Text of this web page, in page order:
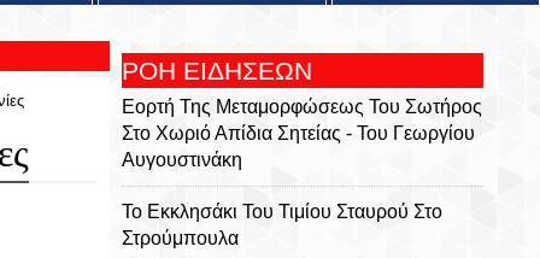
ΡΟΗ ΕΙΔΗΣΕΩΝ
Εορτή Της Μεταμορφώσεως Του Σωτήρος
Στο Χωριό Απίδια Σητείας - Του Γεωργίου
Αυγουστινάκη
Το Εκκλησάκι Του Τιμίου Σταυρού Στο
Στρούμπουλα